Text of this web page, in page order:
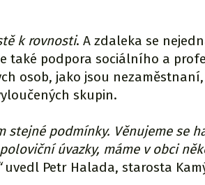
k rovnosti. A zdaleka se
také podpora sociálního a
osob, jako jsou
skupin.
stejné podmínky. Věnujeme se
úvazky, máme v obci
uvedl Petr Halada, starosta